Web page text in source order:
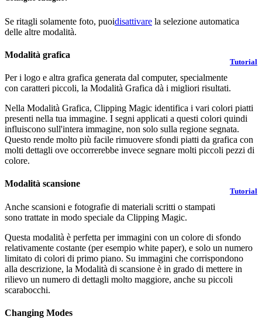
Se ritagli solamente foto, puoidisattivare la selezione automatica
delle altre modalità.
Modalità grafica
Tutorial
Per i logo e altra grafica generata dal computer, specialmente
con caratteri piccoli, la Modalità Grafica dà i migliori risultati.
Nella Modalità Grafica, Clipping Magic identifica i vari colori piatti
presenti nella tua immagine. I segni applicati a questi colori quindi
influiscono sull'intera immagine, non solo sulla regione segnata.
Questo rende molto più facile rimuovere sfondi piatti da grafica con
molti dettagli ove occorrerebbe invece segnare molti piccoli pezzi di
colore.
Modalità scansione
Tutorial
Anche scansioni e fotografie di materiali scritti o stampati
sono trattate in modo speciale da Clipping Magic.
Questa modalità è perfetta per immagini con un colore di sfondo
relativamente costante (per esempio white paper), e solo un numero
limitato di colori di primo piano. Su immagini che corrispondono
alla descrizione, la Modalità di scansione è in grado di mettere in
rilievo un numero di dettagli molto maggiore, anche su piccoli
scarabocchi.
Changing Modes